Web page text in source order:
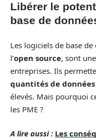
Libérer le
base de
Les logiciels de base
l’open source, sont
entreprises. Ils
quantités de données
élevés. Mais pourquoi
les PME ?
A lire aussi : Les